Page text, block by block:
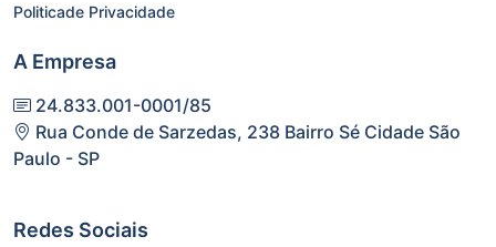
Politicade Privacidade
A Empresa
24.833.001-0001/85
Rua Conde de Sarzedas, 238 Bairro Sé Cidade São
Paulo - SP
Redes Sociais